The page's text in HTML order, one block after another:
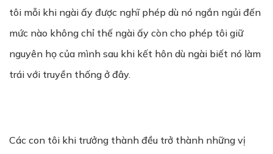
tôi mỗi khi ngài ấy được nghĩ phép dù nó ngắn ngủi đến
mức nào không chỉ thế ngài ấy còn cho phép tôi giữ
nguyên họ của mình sau khi kết hôn dù ngài biết nó làm
trái với truyền thống ở đây.
Các con tôi khi trưởng thành đều trở thành những vị